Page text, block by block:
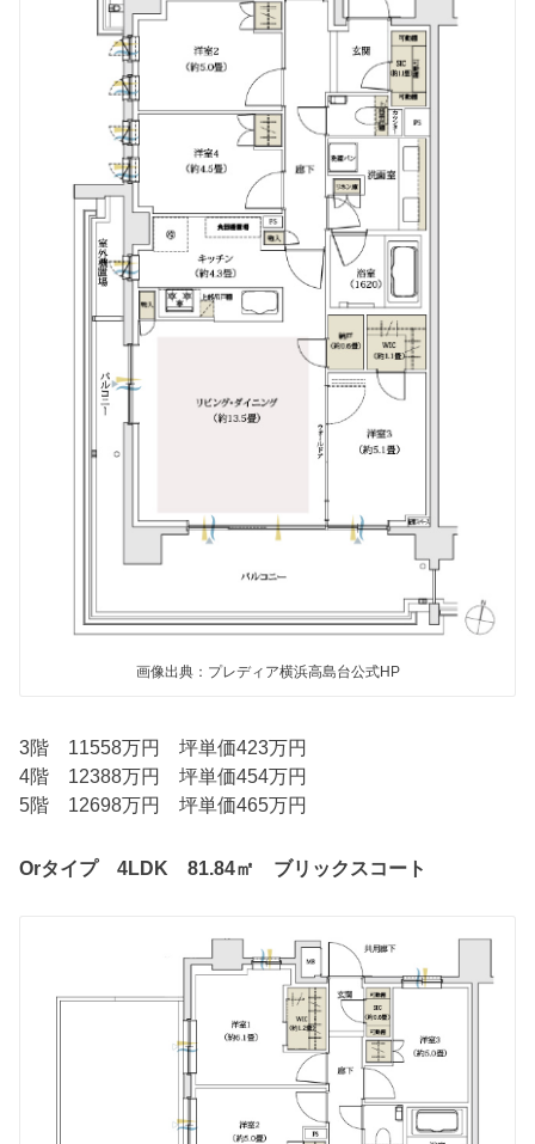
画像出典：プレディア横浜高島台公式HP
3階 11558万円 坪単価423万円
4階 12388万円 坪単価454万円
5階 12698万円 坪単価465万円
Orタイプ 4LDK 81.84㎡ ブリックスコート